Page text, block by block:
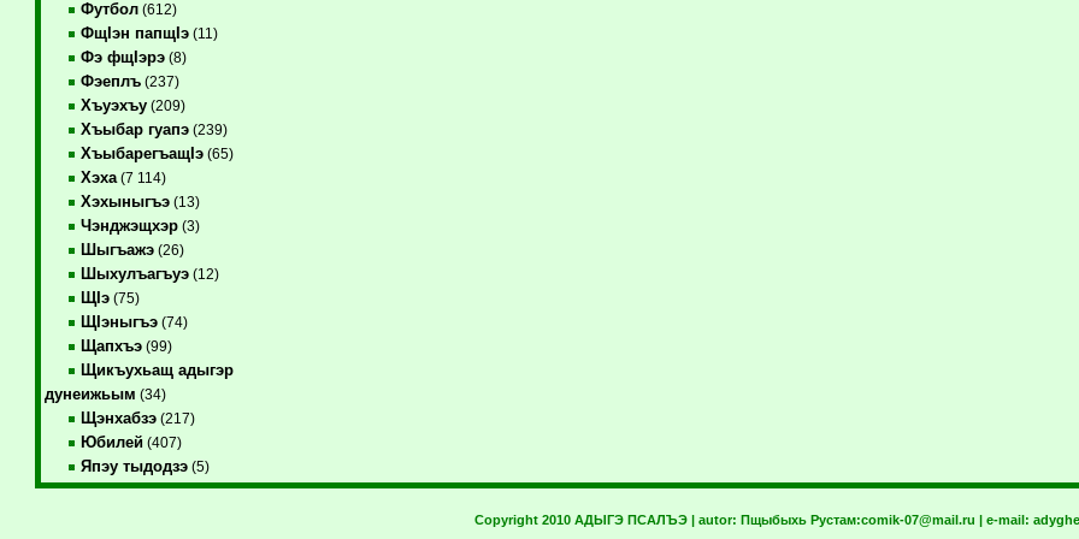
Футбол(612)
ФщIэн папщIэ(11)
Фэ фщIэрэ(8)
Фэеплъ(237)
Хъуэхъу(209)
Хъыбар гуапэ(239)
ХъыбарегъащIэ(65)
Хэха(7 114)
Хэхыныгъэ(13)
Чэнджэщхэр(3)
Шыгъажэ(26)
Шыхулъагъуэ(12)
ЩIэ(75)
ЩIэныгъэ(74)
Щапхъэ(99)
Щикъухьащ адыгэр
дунеижьым (34)
Щэнхабзэ(217)
Юбилей(407)
Япэу тыдодзэ(5)
Copyright 2010 АДЫГЭ ПСАЛЪЭ | autor: Пщыбыхь Рустам:comik-07@mail.ru | e-mail: